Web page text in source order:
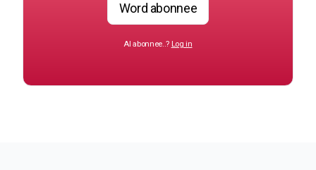
Word abonnee
Al abonnee..? Log in